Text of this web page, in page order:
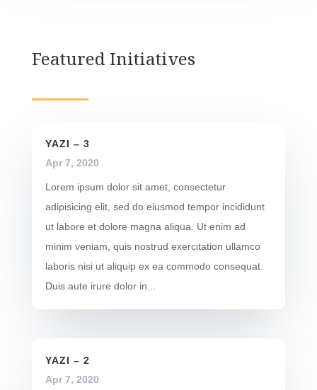
Featured Initiatives
YAZI – 3
Apr 7, 2020
Lorem ipsum dolor sit amet, consectetur
adipisicing elit, sed do eiusmod tempor incididunt
ut labore et dolore magna aliqua. Ut enim ad
minim veniam, quis nostrud exercitation ullamco
laboris nisi ut aliquip ex ea commodo consequat.
Duis aute irure dolor in...
YAZI – 2
Apr 7, 2020